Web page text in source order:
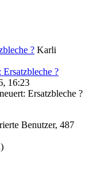
? Karli
?
16:23
Ersatzbleche ?
Benutzer, 487